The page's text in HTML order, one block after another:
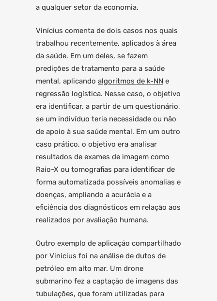
a qualquer setor da economia.
Vinícius comenta de dois casos nos quais
trabalhou recentemente, aplicados à área
da saúde. Em um deles, se fazem
predições de tratamento para a saúde
mental, aplicando algoritmos de k-NN e
regressão logística. Nesse caso, o objetivo
era identificar, a partir de um questionário,
se um indivíduo teria necessidade ou não
de apoio à sua saúde mental. Em um outro
caso prático, o objetivo era analisar
resultados de exames de imagem como
Raio-X ou tomografias para identificar de
forma automatizada possíveis anomalias e
doenças, ampliando a acurácia e a
eficiência dos diagnósticos em relação aos
realizados por avaliação humana.
Outro exemplo de aplicação compartilhado
por Vinicius foi na análise de dutos de
petróleo em alto mar. Um drone
submarino fez a captação de imagens das
tubulações, que foram utilizadas para